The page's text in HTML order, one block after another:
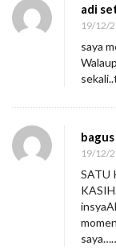
adi
19/12/
saya
19/12/
SATU